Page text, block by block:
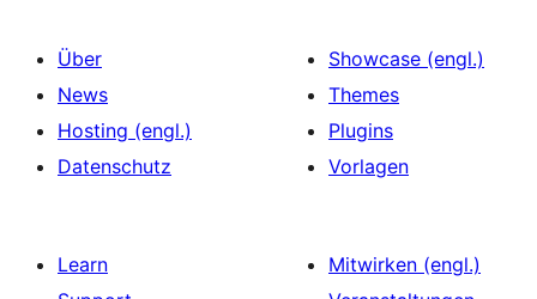
Über
News
Hosting (engl.)
Datenschutz
Showcase (engl.)
Themes
Plugins
Vorlagen
Learn
Mitwirken (engl.)